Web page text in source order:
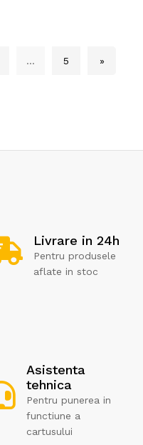
... 5 »
Livrare in 24h
Pentru produsele
aflate in stoc
Asistenta
tehnica
Pentru punerea in
functiune a
cartusului